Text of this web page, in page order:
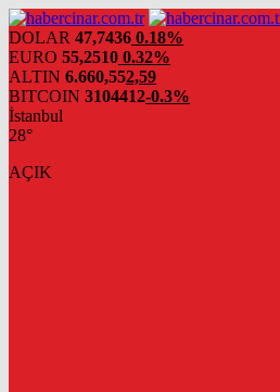
DOLAR 47,7436 0.18%
EURO 55,2510 0.32%
ALTIN 6.660,552,59
BITCOIN 3104412-0.3%
İstanbul
28°
AÇIK